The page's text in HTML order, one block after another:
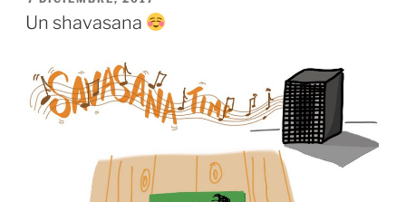
EL
Un shavasana